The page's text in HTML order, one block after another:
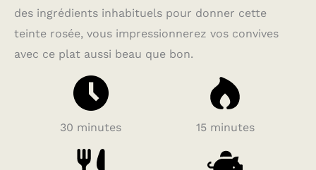
des ingrédients inhabituels pour donner cette
teinte rosée, vous impressionnerez vos convives
avec ce plat aussi beau que bon.
30 minutes 15 minutes